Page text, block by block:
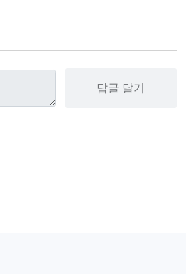
답글 달기